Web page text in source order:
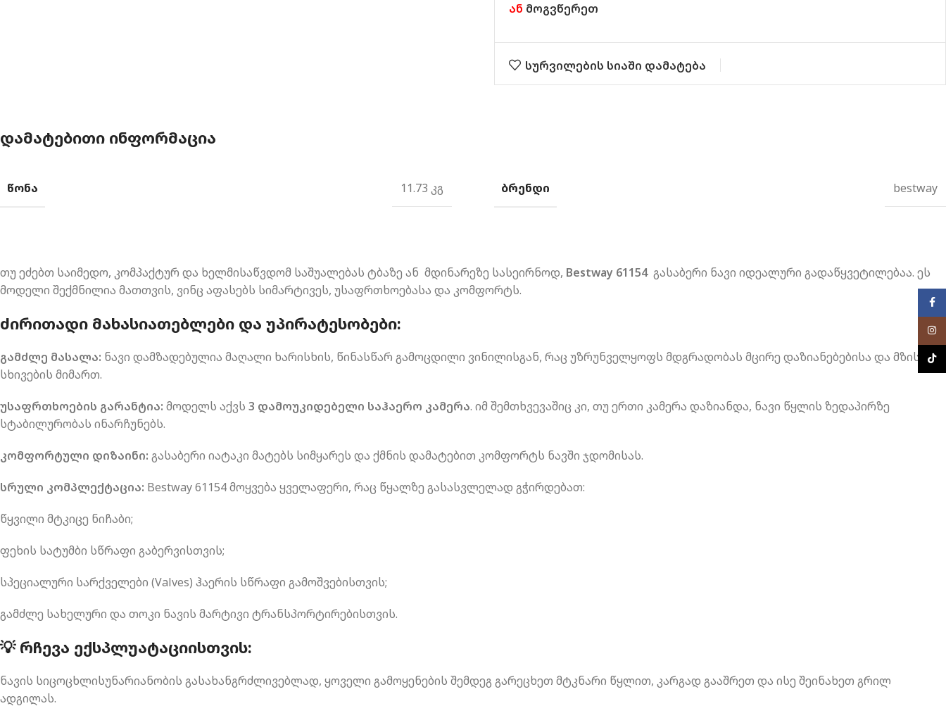
ან მოგვწერეთ
სურვილების სიაში დამატება
ᲓᲐᲛᲐᲢᲔᲑᲘᲗᲘ ᲘᲜᲤᲝᲠᲛᲐᲪᲘᲐ
ᲬᲝᲜᲐ 11.73 კგ ᲑᲠᲔᲜᲓᲘ bestway
თუ ეძებთ საიმედო, კომპაქტურ და ხელმისაწვდომ საშუალებას ტბაზე ან მდინარეზე სასეირნოდ, Bestway 61154 გასაბერი ნავი იდეალური გადაწყვეტილებაა. ეს
მოდელი შექმნილია მათთვის, ვინც აფასებს სიმარტივეს, უსაფრთხოებასა და კომფორტს.
ᲫᲘᲠᲘᲗᲐᲓᲘ ᲛᲐᲮᲐᲡᲘᲐᲗᲔᲑᲚᲔᲑᲘ ᲓᲐ ᲣᲞᲘᲠᲐᲢᲔᲡᲝᲑᲔᲑᲘ:
გამძლე მასალა: ნავი დამზადებულია მაღალი ხარისხის, წინასწარ გამოცდილი ვინილისგან, რაც უზრუნველყოფს მდგრადობას მცირე დაზიანებებისა და მზის
სხივების მიმართ.
უსაფრთხოების გარანტია: მოდელს აქვს 3 დამოუკიდებელი საჰაერო კამერა. იმ შემთხვევაშიც კი, თუ ერთი კამერა დაზიანდა, ნავი წყლის ზედაპირზე
სტაბილურობას ინარჩუნებს.
კომფორტული დიზაინი: გასაბერი იატაკი მატებს სიმყარეს და ქმნის დამატებით კომფორტს ნავში ჯდომისას.
სრული კომპლექტაცია: Bestway 61154 მოყვება ყველაფერი, რაც წყალზე გასასვლელად გჭირდებათ:
წყვილი მტკიცე ნიჩაბი;
ფეხის სატუმბი სწრაფი გაბერვისთვის;
სპეციალური სარქველები (Valves) ჰაერის სწრაფი გამოშვებისთვის;
გამძლე სახელური და თოკი ნავის მარტივი ტრანსპორტირებისთვის.
💡 ᲠᲩᲔᲕᲐ ᲔᲥᲡᲞᲚᲣᲐᲢᲐᲪᲘᲘᲡᲗᲕᲘᲡ:
ნავის სიცოცხლისუნარიანობის გასახანგრძლივებლად, ყოველი გამოყენების შემდეგ გარეცხეთ მტკნარი წყლით, კარგად გააშრეთ და ისე შეინახეთ გრილ
ადგილას.